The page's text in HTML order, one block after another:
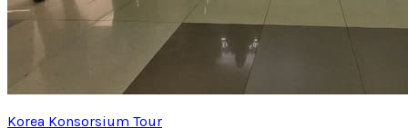
Korea Konsorsium Tour